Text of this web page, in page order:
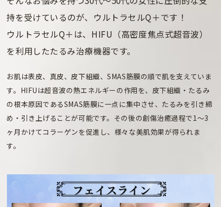
持を受けているのが、ウルトラセルQ＋です！
ウルトラセルQ＋は、HIFU（高密度焦点式超音波）
を利用したたるみ治療機器です。
お肌は表皮、真皮、皮下組織、SMAS筋膜の順で肌を支えていま
す。HIFUは超音波の熱エネルギーの作用を、皮下組織・たるみ
の根本原因であるSMAS筋膜に一点に集中させ、たるみを引き締
め・引き上げることが可能です。その後の創傷治癒過程で1～3
ヶ月かけてコラーゲンを促進し、様々な美肌効果が得られま
す。